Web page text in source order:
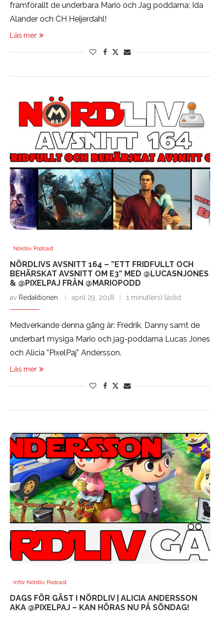
framförallt de underbara Mario och Jag poddarna; Ida
Alander och CH Heijerdahl!
Läs mer
Nördliv Podcast
NÖRDLIVS AVSNITT 164 – ”ETT FRIDFULLT OCH
BEHÄRSKAT AVSNITT OM E3” MED @LUCASNJONES
& @PIXELPAJ FRÅN @MARIOPODD
av Redaktionen april 29, 2018 1 minut(ers) lästid
Medverkande denna gång är: Fredrik, Danny samt de
underbart mysiga Mario och jag-poddarna Lucas Jones
och Alicia ”PixelPaj” Andersson.
Läs mer
Inför Nördliv Podcast
DAGS FÖR GÄST I NÖRDLIV | ALICIA ANDERSSON
AKA @PIXELPAJ – KAN HÖRAS NU PÅ SÖNDAG!